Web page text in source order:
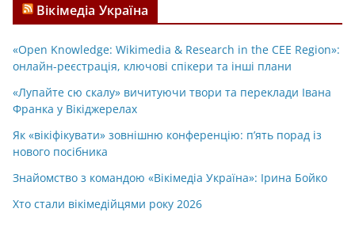
Вікімедіа Україна
«Open Knowledge: Wikimedia & Research in the CEE Region»:
онлайн-реєстрація, ключові спікери та інші плани
«Лупайте сю скалу» вичитуючи твори та переклади Івана
Франка у Вікіджерелах
Як «вікіфікувати» зовнішню конференцію: п’ять порад із
нового посібника
Знайомство з командою «Вікімедіа Україна»: Ірина Бойко
Хто стали вікімедійцями року 2026